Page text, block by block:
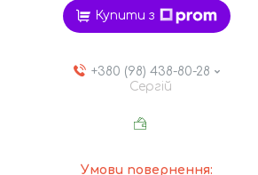
Купити з
+380 (98) 438-80-28
Сергій